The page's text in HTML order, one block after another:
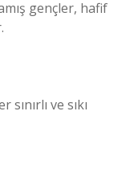
gençler, hafif
ve sıkı